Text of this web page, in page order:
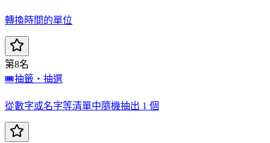
轉換時間的單位
第8名
🎟️抽籤・抽選
從數字或名字等清單中隨機抽出 1 個